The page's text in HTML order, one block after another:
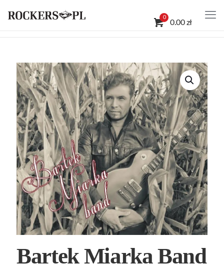
0
0.00 zł
Bartek Miarka Band